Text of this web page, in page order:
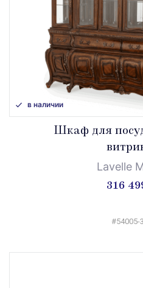
в наличии
Шкаф для
Lavelle
316
#54005-